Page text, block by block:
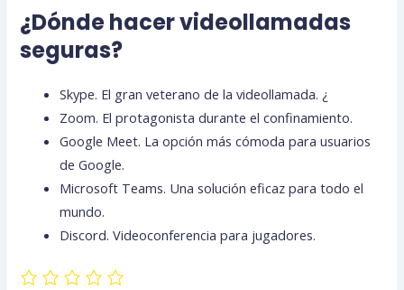
¿Dónde hacer videollamadas
seguras?
Skype. El gran veterano de la videollamada. ¿
Zoom. El protagonista durante el confinamiento.
Google Meet. La opción más cómoda para usuarios
de Google.
Microsoft Teams. Una solución eficaz para todo el
mundo.
Discord. Videoconferencia para jugadores.